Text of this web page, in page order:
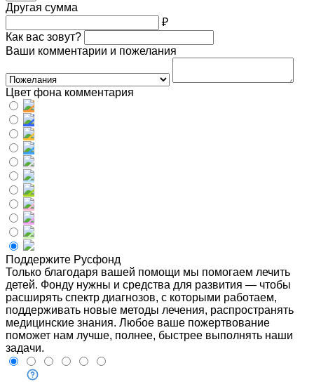
Другая сумма
₽
Как вас зовут?
Ваши комментарии и пожелания
Цвет фона комментария
Поддержите Русфонд
Только благодаря вашей помощи мы помогаем лечить
детей. Фонду нужны и средства для развития — чтобы
расширять спектр диагнозов, с которыми работаем,
поддерживать новые методы лечения, распространять
медицинские знания. Любое ваше пожертвование
поможет нам лучше, полнее, быстрее выполнять наши
задачи.